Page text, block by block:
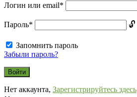
Логин или email*
Пароль*
Запомнить пароль
Забыли пароль?
Нет аккаунта, Зарегистрируйтесь здесь